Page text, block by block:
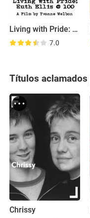
Living with Pride: Ruth C. Ellis @ 100
7.0
Títulos
Chrissy